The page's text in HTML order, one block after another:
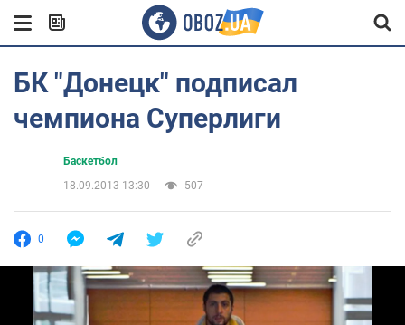
БК "Донецк" подписал
чемпиона Суперлиги
Баскетбол
18.09.2013 13:30
507
0